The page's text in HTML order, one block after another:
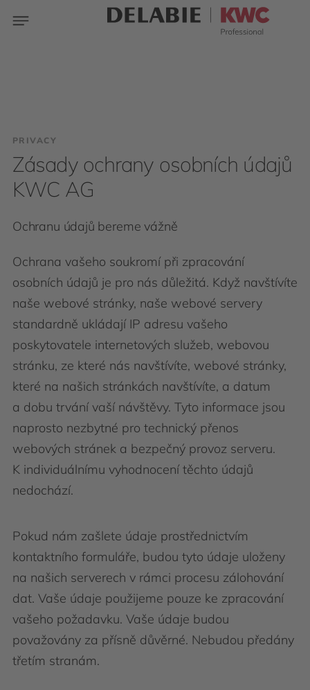
PRIVACY
Zásady ochrany osobních údajů
KWC AG
Ochranu údajů bereme vážně
Ochrana vašeho soukromí při zpracování
osobních údajů je pro nás důležitá. Když navštívíte
naše webové stránky, naše webové servery
standardně ukládají IP adresu vašeho
poskytovatele internetových služeb, webovou
stránku, ze které nás navštívíte, webové stránky,
které na našich stránkách navštívíte, a datum
a dobu trvání vaší návštěvy. Tyto informace jsou
naprosto nezbytné pro technický přenos
webových stránek a bezpečný provoz serveru.
K individuálnímu vyhodnocení těchto údajů
nedochází.
Pokud nám zašlete údaje prostřednictvím
kontaktního formuláře, budou tyto údaje uloženy
na našich serverech v rámci procesu zálohování
dat. Vaše údaje použijeme pouze ke zpracování
vašeho požadavku. Vaše údaje budou
považovány za přísně důvěrné. Nebudou předány
třetím stranám.